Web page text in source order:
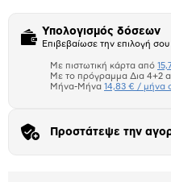
Υπολογισμός δόσεων
Επιβεβαίωσε την επιλογή
Με πιστωτική κάρτα από
Με το πρόγραμμα Δια 4+2
Μήνα-Μήνα 14,83 € / μήνα
Προστάτεψε την